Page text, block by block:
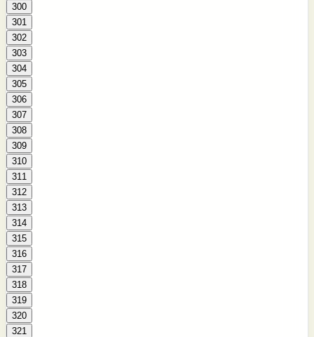
300
301
302
303
304
305
306
307
308
309
310
311
312
313
314
315
316
317
318
319
320
321